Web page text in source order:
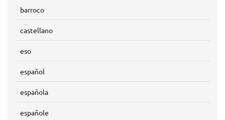
barroco
castellano
eso
español
española
españole